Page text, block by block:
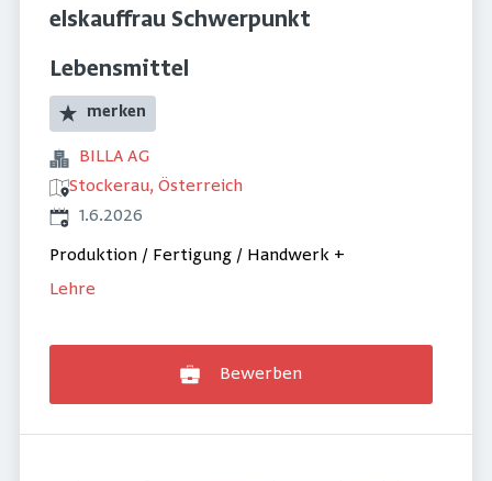
elskauffrau Schwerpunkt
Lebensmittel
merken
BILLA AG
Stockerau, Österreich
Veröffentlicht
1.6.2026
Produktion / Fertigung / Handwerk +
Lehre
Bewerben